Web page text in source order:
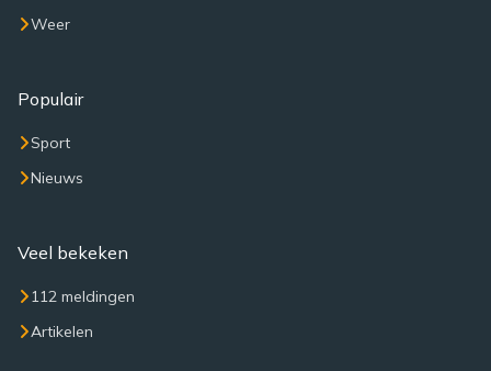
Weer
Populair
Sport
Nieuws
Veel bekeken
112 meldingen
Artikelen